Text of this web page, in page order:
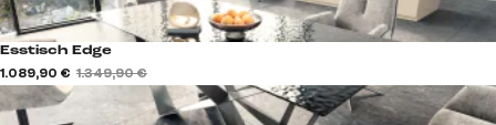
Esstisch Edge
1.089,90 € 1.349,90 €